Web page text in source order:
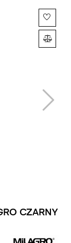
CZARNY